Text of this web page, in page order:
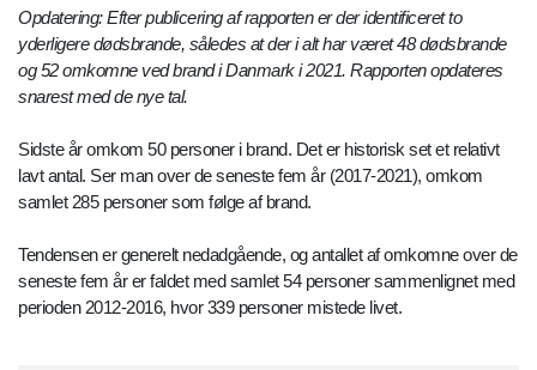
Opdatering: Efter publicering af rapporten er der identificeret to
yderligere dødsbrande, således at der i alt har været 48 dødsbrande
og 52 omkomne ved brand i Danmark i 2021. Rapporten opdateres
snarest med de nye tal.
Sidste år omkom 50 personer i brand. Det er historisk set et relativt
lavt antal. Ser man over de seneste fem år (2017-2021), omkom
samlet 285 personer som følge af brand.
Tendensen er generelt nedadgående, og antallet af omkomne over de
seneste fem år er faldet med samlet 54 personer sammenlignet med
perioden 2012-2016, hvor 339 personer mistede livet.